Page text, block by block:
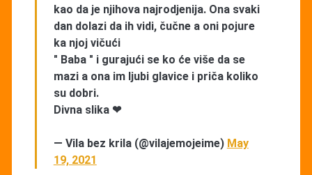
kao da je njihova najrodjenija. Ona svaki
dan dolazi da ih vidi, čučne a oni pojure
ka njoj vičući
" Baba " i gurajući se ko će više da se
mazi a ona im ljubi glavice i priča koliko
su dobri.
Divna slika ❤
— Vila bez krila (@vilajemojeime) May
19, 2021